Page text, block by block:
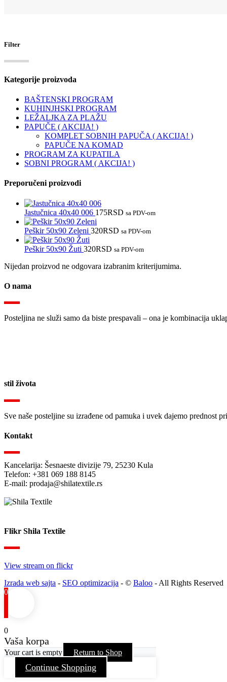
Filter
Kategorije proizvoda
BAŠTENSKI PROGRAM
KUHINJHSKI PROGRAM
LEŽALJKA ZA PLAŽU
PAPUČE ( AKCIJA! )
KOMPLET SOBNIH PAPUČA ( AKCIJA! )
PAPUČE NA KOMAD
PROGRAM ZA KUPATILA
SOBNI PROGRAM ( AKCIJA! )
Preporučeni proizvodi
Jastučnica 40x40 006 175RSD sa PDV-om
Peškir 50x90 Zeleni 320RSD sa PDV-om
Peškir 50x90 Žuti 320RSD sa PDV-om
Nijedan proizvod ne odgovara izabranim kriterijumima.
O nama
Posteljina ne služi samo da biste prespavali – ona je kombinacija
stil života
Sve naše posteljine su izrađene od pamuka i uvek dajemo prednost
Kontakt
Kancelarija: Šesnaeste divizije 79, 25230 Kula
Telefon: +381 069 188 8145
E-mail: prodaja@shilatextile.rs
Flikr Shila Textile
View stream on flickr
Izrada web sajta - SEO optimizacija - © Baloo - All Rights Reserved
0
0
Vaša korpa
Your cart is empty Return to Shop
Continue Shopping